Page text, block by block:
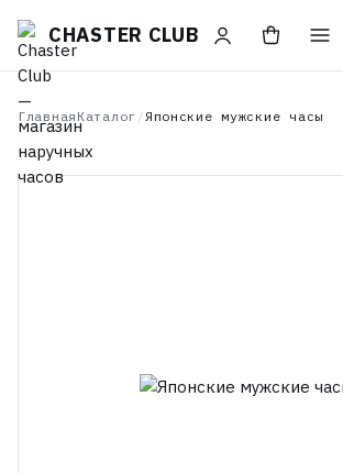
CHASTER CLUB
Главная Каталог /Японские мужские часы